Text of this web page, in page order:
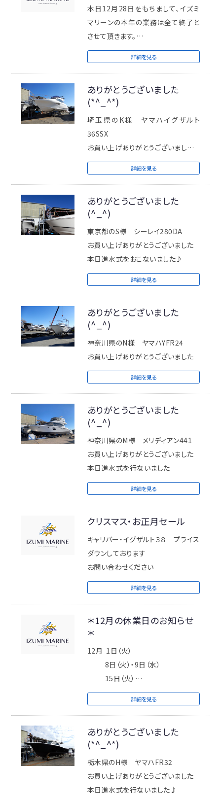
のご愛顧を賜わりますよう宜しくお願
い申し上げます。
皆様のご健勝と貴社の益々のご発展
を心よりお祈り致します。
なお、新年は１月6日から営業させて
頂きますので宜しくお願い致します。
本日12月28日をもちまして、イズミ
マリーンの本年の業務は全て終了と
させて頂きます。
今年も本当に沢山のご縁や出会いを
頂き大変ありがとうございました。
来年もモーターボートを通じて1人で
も多く方の夢を叶えるお手伝いが出
来るよう
精進したいと思っておりますので、引
き続き変わらぬお付き合いのほど宜
しくお願い致します。
来年も、より一層のご支援を賜ります
ようスタッフ一同心よりお願い申し上
げます。
なお、当社の年末年始の休業期間は
下記の通りです。
年末年始休業期間 12月29日（火
）～1月5日（火）
新年は1月6日（水 ）9：00より営業開
始となります。
時節柄、ご多忙のことと存じます。
くれぐれもお身体にはご自愛ください
来年も相変わらぬご愛顧を頂けます
ようお願い申し上げて、歳末のご挨拶
とさせて頂きます。
それでは皆さん良いお年をお迎えく
ださい。
詳細を見る
ありがとうございました
(*^_^*)
埼玉県のK様 ヤマハイグザルト
36SSX
お買い上げありがとうございました
本日進水式を行ないました。
詳細を見る
ありがとうございました
(^_^)
東京都のS様 シーレイ280DA
お買い上げありがとうございました
本日進水式をおこないました♪
詳細を見る
ありがとうございました
(^_^)
神奈川県のN様 ヤマハYFR24
お買い上げありがとうございました
詳細を見る
ありがとうございました
(^_^)
神奈川県のM様 メリディアン441
お買い上げありがとうございました
本日進水式を行ないました
詳細を見る
クリスマス・お正月セール
キャリバー・イグザルト３８ プライス
ダウンしております
お問い合わせください
詳細を見る
＊12月の休業日のお知らせ
＊
12月 1日（火）
8日（火）・9日（水）
15日（火）
22日（火）・23日（水）
末年始休業日
※年末年始休業日に出航の方は28
日PM12時までにお電話下さい。
※定休日 毎週火曜日/第2週目・第4
週目の水曜日
詳細を見る
ありがとうございました
(*^_^*)
栃木県のH様 ヤマハFR32
お買い上げありがとうございました
本日進水式を行ないました♪